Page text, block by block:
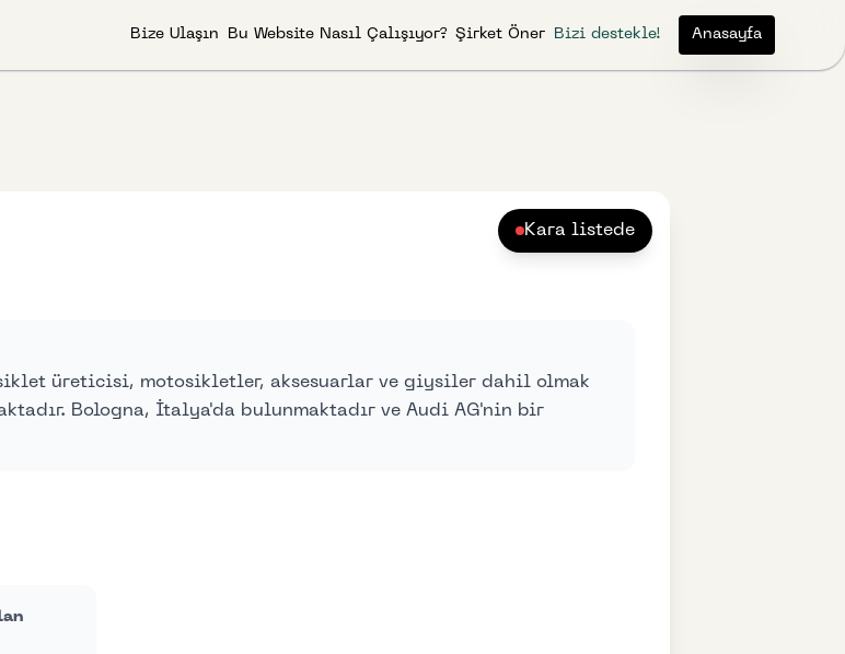
Bize Ulaşın Bu Website Nasıl Çalışıyor? Şirket Öner Bizi destekle! Anasayfa
Kara listede
üreticisi, motosikletler, aksesuarlar ve giysiler dahil olmak
Bologna, İtalya'da bulunmaktadır ve Audi AG'nin bir